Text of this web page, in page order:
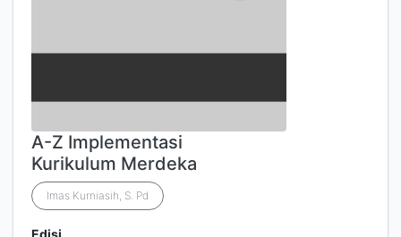
A-Z Implementasi
Kurikulum Merdeka
Imas Kurniasih, S. Pd
Edisi